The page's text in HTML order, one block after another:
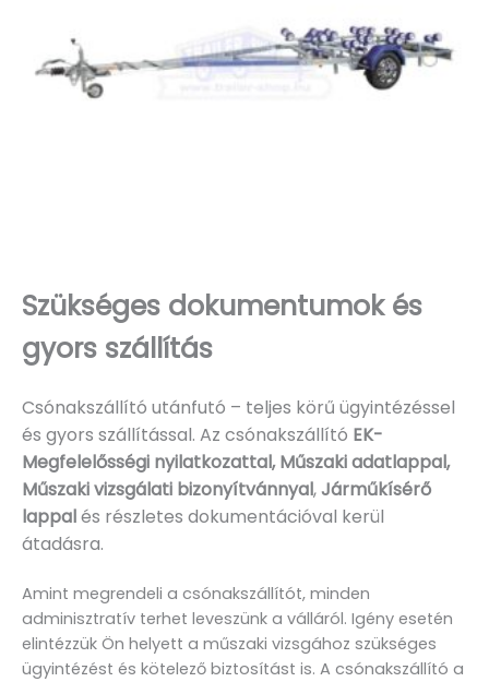
Szükséges dokumentumok és
gyors szállítás
Csónakszállító utánfutó – teljes körű ügyintézéssel
és gyors szállítással. Az csónakszállító EK-
Megfelelősségi nyilatkozattal, Műszaki adatlappal,
Műszaki vizsgálati bizonyítvánnyal,Járműkísérő
lappalés részletes dokumentációval kerül
átadásra.
Amint megrendeli a csónakszállítót, minden
adminisztratív terhet leveszünk a válláról. Igény esetén
elintézzük Ön helyett a műszaki vizsgához szükséges
ügyintézést és kötelező biztosítást is. A csónakszállító a